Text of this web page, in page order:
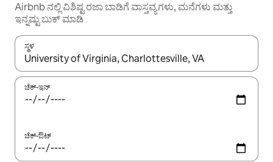
Airbnb ನಲ್ಲಿ ವಿಶಿಷ್ಟ ರಜಾ ಬಾಡಿಗೆ ವಾಸ್ತವ್ಯಗಳು, ಮನೆಗಳು ಮತ್ತು
ಇನ್ನಷ್ಟು ಬುಕ್ ಮಾಡಿ
ಸ್ಥಳ
ಫಲಿತಾಂಶಗಳು ಲಭ್ಯವಿರುವಾಗ, ಅಪ್ ಮತ್ತು ಡೌನ್ ಬಾಣದ ಕೀಲಿಗಳೊಂದಿಗೆ
ಚೆಕ್-ಇನ್
ಚೆಕ್-ಔಟ್